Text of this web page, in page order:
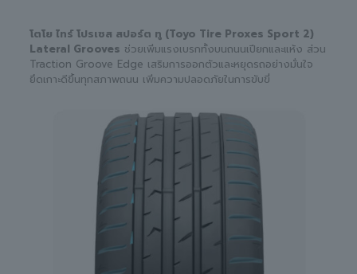
โตโย ไทร์ โปรเซส สปอร์ต ทู (Toyo Tire Proxes Sport 2)
Lateral Grooves ช่วยเพิ่มแรงเบรกทั้งบนถนนเปียกและแห้ง ส่วน
Traction Groove Edge เสริมการออกตัวและหยุดรถอย่างมั่นใจ
ยึดเกาะดีขึ้นทุกสภาพถนน เพิ่มความปลอดภัยในการขับขี่